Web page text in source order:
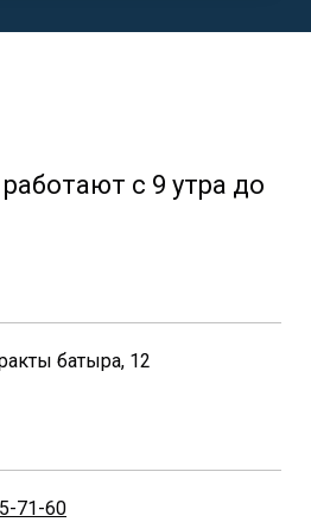
с 9 утра до
батыра, 12
71-60